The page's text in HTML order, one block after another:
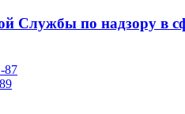
Службы по надзору в
87